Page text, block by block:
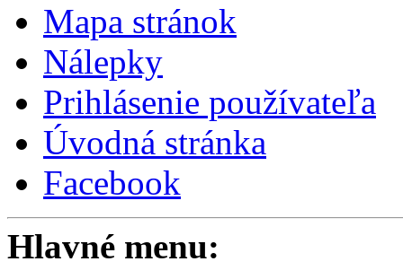
Mapa stránok
Nálepky
Prihlásenie používateľa
Úvodná stránka
Facebook
Hlavné menu: